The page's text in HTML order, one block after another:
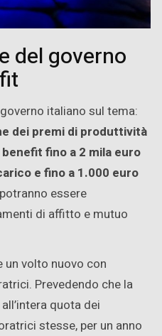
del governo
italiano sul tema:
dei premi di produttività
fino a 2 mila euro
e fino a 1.000 euro
essere
di affitto e mutuo
un volto nuovo con
Prevedendo che la
quota dei
stesse, per un anno